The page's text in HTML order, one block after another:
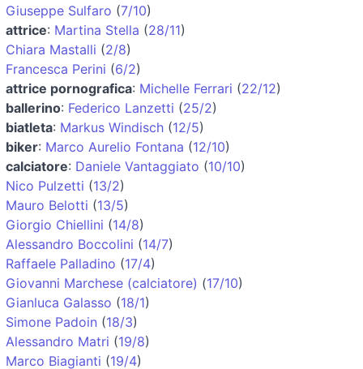
Giuseppe Sulfaro (7/10)
attrice: Martina Stella (28/11)
Chiara Mastalli (2/8)
Francesca Perini (6/2)
attrice pornografica: Michelle Ferrari (22/12)
ballerino: Federico Lanzetti (25/2)
biatleta: Markus Windisch (12/5)
biker: Marco Aurelio Fontana (12/10)
calciatore: Daniele Vantaggiato (10/10)
Nico Pulzetti (13/2)
Mauro Belotti (13/5)
Giorgio Chiellini (14/8)
Alessandro Boccolini (14/7)
Raffaele Palladino (17/4)
Giovanni Marchese (calciatore) (17/10)
Gianluca Galasso (18/1)
Simone Padoin (18/3)
Alessandro Matri (19/8)
Marco Biagianti (19/4)